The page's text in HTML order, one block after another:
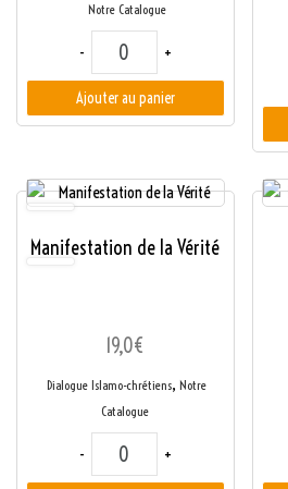
Notre Catalogue
- quantité de Revivification
+
Ajouter au panier
Manifestation de la Vérité
19,0€
Dialogue Islamo-chrétiens, Notre
Catalogue
- quantité de Manifestation
+